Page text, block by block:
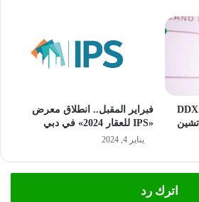
«لؤلؤة الصحراء» مشروع «DDX
فبراير المقبل.. انطلاق معرض
«IPS للعقار 2024» في دبي
يناير 4, 2024
اترك رد